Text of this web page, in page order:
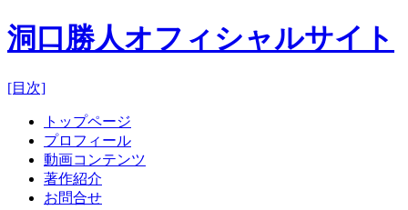
洞口勝人オフィシャルサイト
[目次]
トップページ
プロフィール
動画コンテンツ
著作紹介
お問合せ